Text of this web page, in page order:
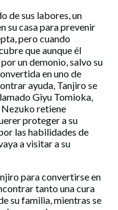
de sus labores, un
su casa para prevenir
pero cuando
que aunque él
un demonio, salvo su
en uno de
ayuda, Tanjiro se
Giyu Tomioka,
retiene
proteger a su
las habilidades de
a visitar a su
para convertirse en
tanto una cura
su familia, mientras se